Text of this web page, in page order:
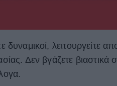
δυναμικοί, λειτουργείτε
Δεν βγάζετε βιαστικά